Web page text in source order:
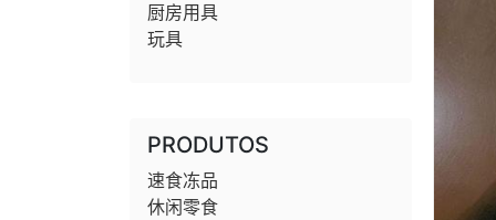
厨房用具
玩具
PRODUTOS
速食冻品
休闲零食